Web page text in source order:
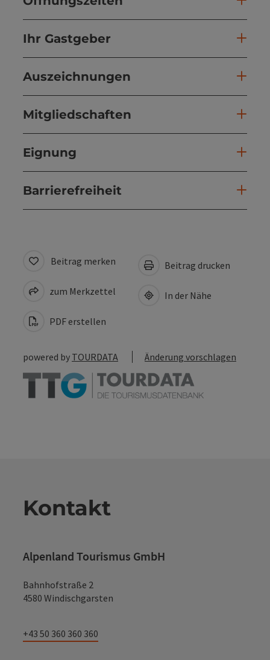
Ihr Gastgeber
Auszeichnungen
Mitgliedschaften
Eignung
Barrierefreiheit
Beitrag merken
zum Merkzettel
PDF erstellen
Beitrag drucken
In der Nähe
powered by TOURDATA Änderung vorschlagen
Kontakt
Alpenland Tourismus GmbH
Bahnhofstraße 2
4580 Windischgarsten
+43 50 360 360 360